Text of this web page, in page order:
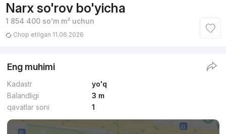
Narx so'rov bo'yicha
1 854 400 soʻmm² uchun
Chop etilgan 11.06.2026
Eng muhimi
Kadastr
yo'q
Balandligi
3 m
qavatlar soni
1